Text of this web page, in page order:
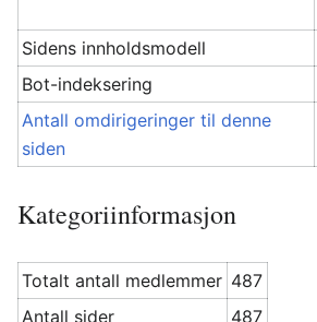
Sidens innholdsmodell
Bot-indeksering
Antall omdirigeringer til denne
siden
Kategoriinformasjon
Totalt antall medlemmer 487
Antall sider
487